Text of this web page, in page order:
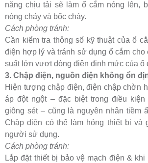
năng chịu tải sẽ làm ổ cắm nóng lên,
nóng chảy và bốc cháy.
Cách phòng tránh:
Cần kiểm tra thông số kỹ thuật của ổ
điện hợp lý và tránh sử dụng ổ cắm cho
suất lớn vượt dòng điện định mức của ổ
3. Chập điện, nguồn điện không ổn
Hiện tượng chập điện, điện chập chờn
áp đột ngột – đặc biệt trong điều
giông sét – cũng là nguyên nhân tiềm
Chập điện có thể làm hỏng thiết bị và
người sử dụng.
Cách phòng tránh:
Lắp đặt thiết bị bảo vệ mạch điện &